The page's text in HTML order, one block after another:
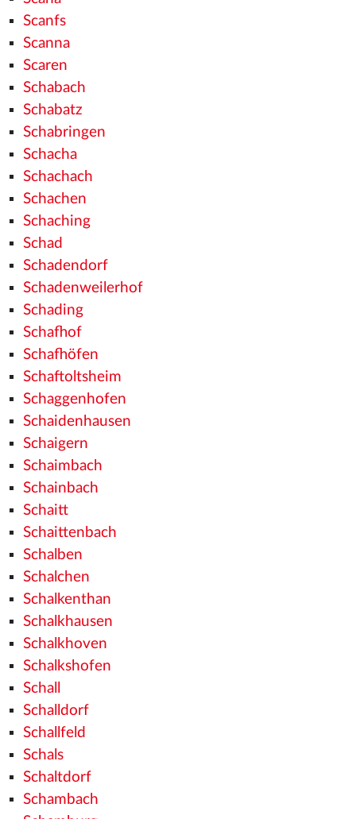
Scanfs
Scanna
Scaren
Schabach
Schabatz
Schabringen
Schacha
Schachach
Schachen
Schaching
Schad
Schadendorf
Schadenweilerhof
Schading
Schafhof
Schafhöfen
Schaftoltsheim
Schaggenhofen
Schaidenhausen
Schaigern
Schaimbach
Schainbach
Schaitt
Schaittenbach
Schalben
Schalchen
Schalkenthan
Schalkhausen
Schalkhoven
Schalkshofen
Schall
Schalldorf
Schallfeld
Schals
Schaltdorf
Schambach